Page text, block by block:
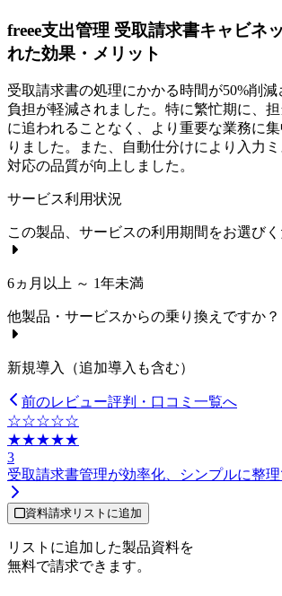
freee支出管理 受取請求書キャビネ
れた効果・メリット
受取請求書の処理にかかる時間が50%削
負担が軽減されました。特に繁忙期に、
に追われることなく、より重要な業務に
りました。また、自動仕分けにより入力
対応の品質が向上しました。
サービス利用状況
この製品、サービスの利用期間をお選び
6ヵ月以上 ～ 1年未満
他製品・サービスからの乗り換えですか？
新規導入（追加導入も含む）
前のレビュー評判・口コミ一覧へ
☆☆☆☆☆
★★★★★
3
受取請求書管理が効率化、シンプルに整理
資料請求リストに追加
リストに追加した製品資料を
無料で請求できます。